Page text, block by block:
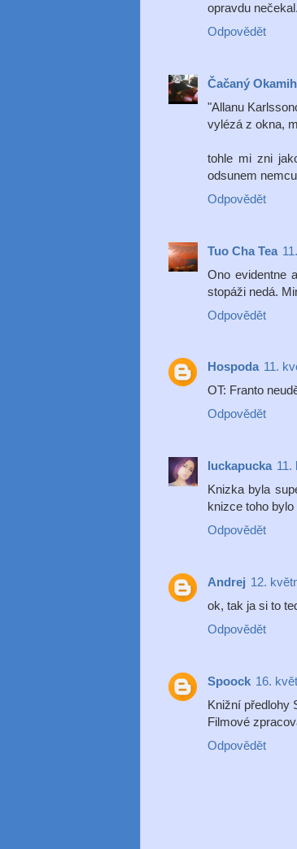
opravdu
Odpovědět
Čačaný
"Allanu
vylézá z okna,
tohle mi zni
odsunem
Odpovědět
Tuo Cha Tea
Ono evidentne
stopáži nedá.
Odpovědět
Hospoda 11.
OT: Franto
Odpovědět
luckapucka 11.
Knizka byla
knizce toho
Odpovědět
Andrej 12.
ok, tak ja si to
Odpovědět
Spoock 16.
Knižní předlohy
Filmové
Odpovědět